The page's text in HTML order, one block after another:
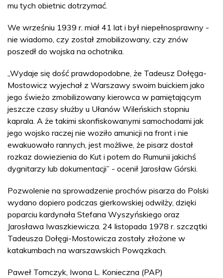
mu tych obietnic dotrzymać.
We wrześniu 1939 r. miał 41 lat i był niepełnosprawny -
nie wiadomo, czy został zmobilizowany, czy znów
poszedł do wojska na ochotnika.
„Wydaje się dość prawdopodobne, że Tadeusz Dołęga-
Mostowicz wyjechał z Warszawy swoim buickiem jako
jego świeżo zmobilizowany kierowca w pamiętającym
jeszcze czasy służby u Ułanów Wileńskich stopniu
kaprala. A że takimi skonfiskowanymi samochodami jak
jego wojsko raczej nie woziło amunicji na front i nie
ewakuowało rannych, jest możliwe, że pisarz dostał
rozkaz dowiezienia do Kut i potem do Rumunii jakichś
dygnitarzy lub dokumentacji” - ocenił Jarosław Górski.
Pozwolenie na sprowadzenie prochów pisarza do Polski
wydano dopiero podczas gierkowskiej odwilży, dzięki
poparciu kardynała Stefana Wyszyńskiego oraz
Jarosława Iwaszkiewicza. 24 listopada 1978 r. szczątki
Tadeusza Dołęgi-Mostowicza zostały złożone w
katakumbach na warszawskich Powązkach.
Paweł Tomczyk, Iwona L. Konieczna (PAP)